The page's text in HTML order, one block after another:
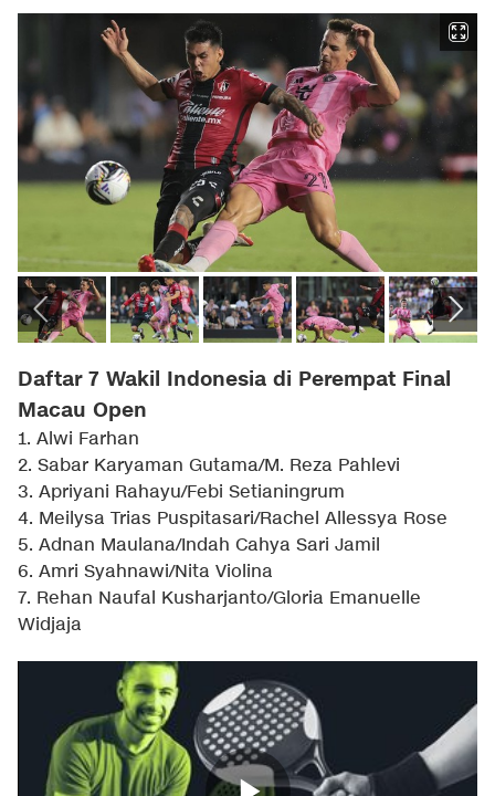
Daftar 7 Wakil Indonesia di Perempat Final
Macau Open
1. Alwi Farhan
2. Sabar Karyaman Gutama/M. Reza Pahlevi
3. Apriyani Rahayu/Febi Setianingrum
4. Meilysa Trias Puspitasari/Rachel Allessya Rose
5. Adnan Maulana/Indah Cahya Sari Jamil
6. Amri Syahnawi/Nita Violina
7. Rehan Naufal Kusharjanto/Gloria Emanuelle
Widjaja